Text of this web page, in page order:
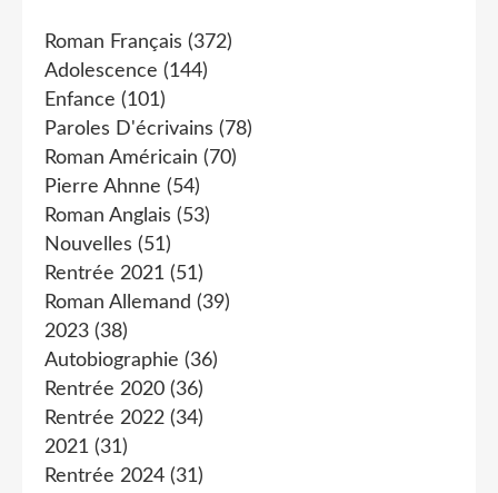
Roman Français (372)
Adolescence (144)
Enfance (101)
Paroles D'écrivains (78)
Roman Américain (70)
Pierre Ahnne (54)
Roman Anglais (53)
Nouvelles (51)
Rentrée 2021 (51)
Roman Allemand (39)
2023 (38)
Autobiographie (36)
Rentrée 2020 (36)
Rentrée 2022 (34)
2021 (31)
Rentrée 2024 (31)